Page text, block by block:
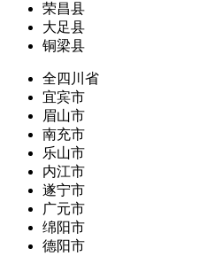
荣昌县
大足县
铜梁县
全四川省
宜宾市
眉山市
南充市
乐山市
内江市
遂宁市
广元市
绵阳市
德阳市